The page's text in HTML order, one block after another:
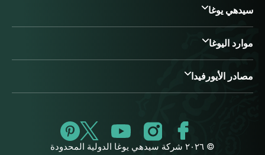
سيدهي يوغا
موارد اليوغا
مصادر الأيورفيدا
© ٢٠٢٦ شركة سيدهي يوغا الدولية المحدودة